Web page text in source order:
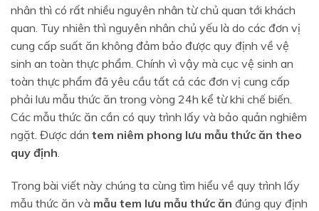
nhân thì có rất nhiều nguyên nhân từ chủ quan tới khách
quan. Tuy nhiên thì nguyên nhân chủ yếu là do các đơn vị
cung cấp suất ăn không đảm bảo được quy định về vệ
sinh an toàn thực phẩm. Chính vì vậy mà cục vệ sinh an
toàn thực phẩm đã yêu cầu tất cả các đơn vị cung cấp
phải lưu mẫu thức ăn trong vòng 24h kể từ khi chế biến.
Các mẫu thức ăn cần có quy trình lấy và bảo quản nghiêm
ngặt. Được dán tem niêm phong lưu mẫu thức ăn theo
quy định
Trong bài viết này chúng ta cùng tìm hiểu về quy trình lấy
mẫu thức ăn và mẫu tem lưu mẫu thức ăn đúng quy định